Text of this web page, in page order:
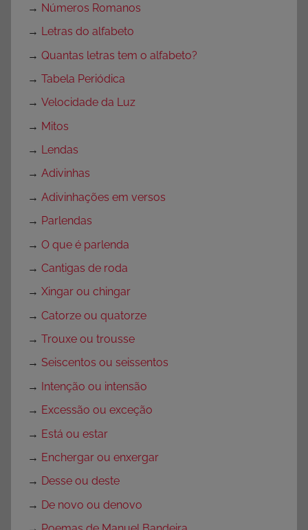
→ Números Romanos
→ Letras do alfabeto
→ Quantas letras tem o alfabeto?
→ Tabela Periódica
→ Velocidade da Luz
→ Mitos
→ Lendas
→ Adivinhas
→ Adivinhações em versos
→ Parlendas
→ O que é parlenda
→ Cantigas de roda
→ Xingar ou chingar
→ Catorze ou quatorze
→ Trouxe ou trousse
→ Seiscentos ou seissentos
→ Intenção ou intensão
→ Excessão ou exceção
→ Está ou estar
→ Enchergar ou enxergar
→ Desse ou deste
→ De novo ou denovo